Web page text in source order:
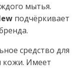
мытья.
подчёркивает
средство для
кожи. Имеет